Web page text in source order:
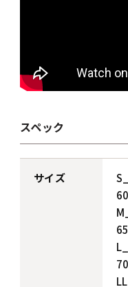
スペック
サイズ